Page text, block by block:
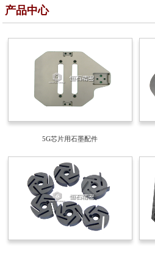
产品中心
5G芯片用石墨配件